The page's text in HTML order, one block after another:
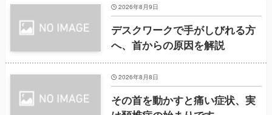
デスクワークで手がしびれる方
へ、首からの原因を解説
2026年8月9日
その首を動かすと痛い症状、実
2026年8月8日